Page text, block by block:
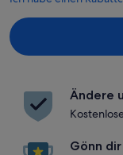
Ändere
Gönn